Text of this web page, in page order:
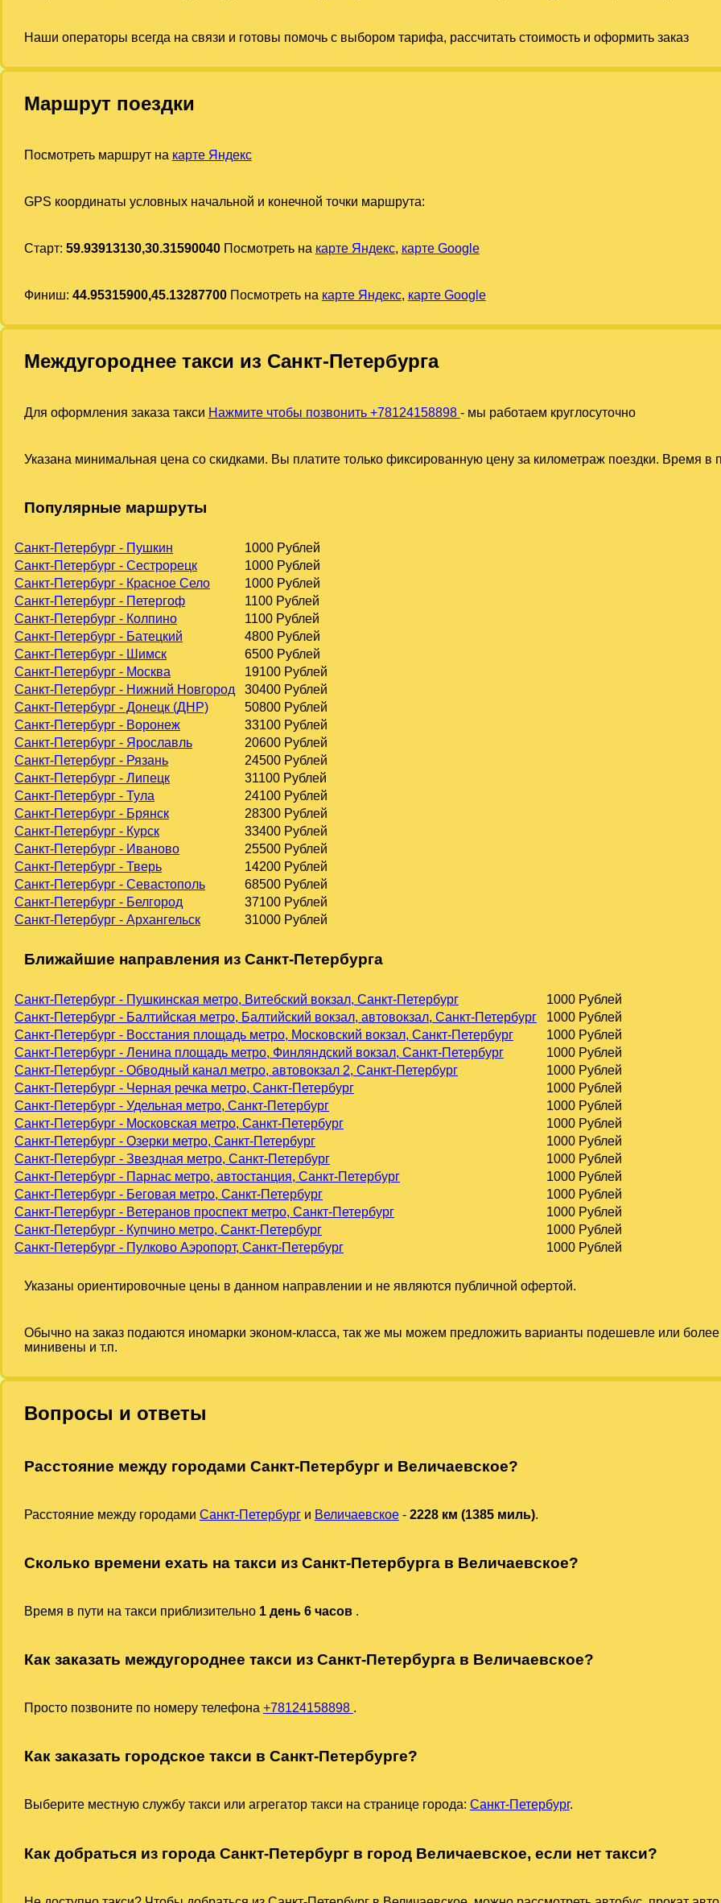
Наши операторы всегда на связи и готовы помочь с выбором тарифа, рассчитать стоимость и оформить заказ
Маршрут поездки
Посмотреть маршрут на карте Яндекс
GPS координаты условных начальной и конечной точки маршрута:
Старт: 59.93913130,30.31590040Посмотреть на карте Яндекс, карте Google
Финиш: 44.95315900,45.13287700Посмотреть на карте Яндекс, карте Google
Междугороднее такси из Санкт-Петербурга
Для оформления заказа такси Нажмите чтобы позвонить +78124158898 - мы работаем круглосуточно
Указана минимальная цена со скидками. Вы платите только фиксированную цену за километраж поездки. Время в
Популярные маршруты
Санкт-Петербург - Пушкин
1000 Рублей
Санкт-Петербург - Сестрорецк
1000 Рублей
Санкт-Петербург - Красное Село
1000 Рублей
Санкт-Петербург - Петергоф
1100 Рублей
Санкт-Петербург - Колпино
1100 Рублей
Санкт-Петербург - Батецкий
4800 Рублей
Санкт-Петербург - Шимск
6500 Рублей
Санкт-Петербург - Москва
19100 Рублей
Санкт-Петербург - Нижний Новгород
30400 Рублей
Санкт-Петербург - Донецк (ДНР)
50800 Рублей
Санкт-Петербург - Воронеж
33100 Рублей
Санкт-Петербург - Ярославль
20600 Рублей
Санкт-Петербург - Рязань
24500 Рублей
Санкт-Петербург - Липецк
31100 Рублей
Санкт-Петербург - Тула
24100 Рублей
Санкт-Петербург - Брянск
28300 Рублей
Санкт-Петербург - Курск
33400 Рублей
Санкт-Петербург - Иваново
25500 Рублей
Санкт-Петербург - Тверь
14200 Рублей
Санкт-Петербург - Севастополь
68500 Рублей
Санкт-Петербург - Белгород
37100 Рублей
Санкт-Петербург - Архангельск
31000 Рублей
Ближайшие направления из Санкт-Петербурга
Санкт-Петербург - Пушкинская метро, Витебский вокзал, Санкт-Петербург
1000 Рублей
Санкт-Петербург - Балтийская метро, Балтийский вокзал, автовокзал, Санкт-Петербург
1000 Рублей
Санкт-Петербург - Восстания площадь метро, Московский вокзал, Санкт-Петербург
1000 Рублей
Санкт-Петербург - Ленина площадь метро, Финляндский вокзал, Санкт-Петербург
1000 Рублей
Санкт-Петербург - Обводный канал метро, автовокзал 2, Санкт-Петербург
1000 Рублей
Санкт-Петербург - Черная речка метро, Санкт-Петербург
1000 Рублей
Санкт-Петербург - Удельная метро, Санкт-Петербург
1000 Рублей
Санкт-Петербург - Московская метро, Санкт-Петербург
1000 Рублей
Санкт-Петербург - Озерки метро, Санкт-Петербург
1000 Рублей
Санкт-Петербург - Звездная метро, Санкт-Петербург
1000 Рублей
Санкт-Петербург - Парнас метро, автостанция, Санкт-Петербург
1000 Рублей
Санкт-Петербург - Беговая метро, Санкт-Петербург
1000 Рублей
Санкт-Петербург - Ветеранов проспект метро, Санкт-Петербург
1000 Рублей
Санкт-Петербург - Купчино метро, Санкт-Петербург
1000 Рублей
Санкт-Петербург - Пулково Аэропорт, Санкт-Петербург
1000 Рублей
Указаны ориентировочные цены в данном направлении и не являются публичной офертой.
Обычно на заказ подаются иномарки эконом-класса, так же мы можем предложить варианты подешевле или
минивены и т.п.
Вопросы и ответы
Расстояние между городами Санкт-Петербург и Величаевское?
Расстояние между городами Санкт-Петербурги Величаевское- 2228 км (1385 миль).
Сколько времени ехать на такси из Санкт-Петербурга в Величаевское?
Время в пути на такси приблизительно 1 день 6 часов .
Как заказать междугороднее такси из Санкт-Петербурга в Величаевское?
Просто позвоните по номеру телефона +78124158898 .
Как заказать городское такси в Санкт-Петербурге?
Выберите местную службу такси или агрегатор такси на странице города: Санкт-Петербург.
Как добраться из города Санкт-Петербург в город Величаевское, если нет такси?